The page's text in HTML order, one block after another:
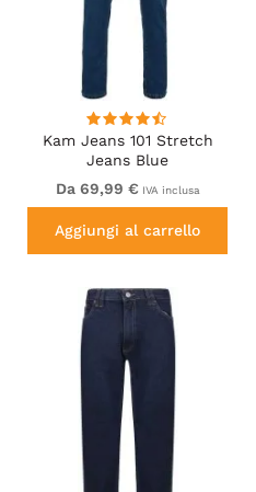
Kam Jeans 101 Stretch
Jeans Blue
Da 69,99 € IVA inclusa
Aggiungi al carrello